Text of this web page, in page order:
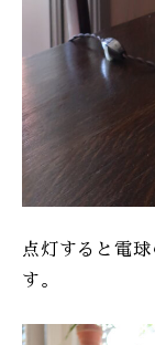
点灯すると電
す。